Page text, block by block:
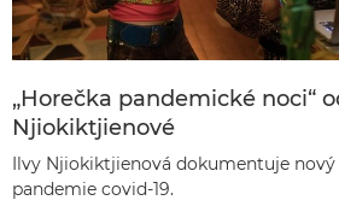
„Horečka pandemické noci“
Njiokiktjienové
Ilvy Njiokiktjienová dokumentuje
pandemie covid-19.